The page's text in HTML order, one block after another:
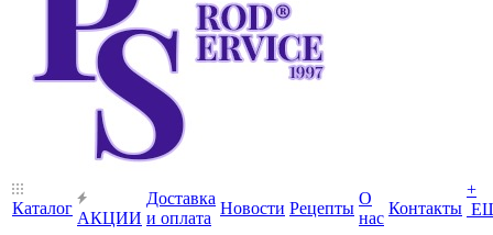
Каталог
АКЦИИ
Доставка
и оплата
Новости Рецепты
О
нас
Контакты
+